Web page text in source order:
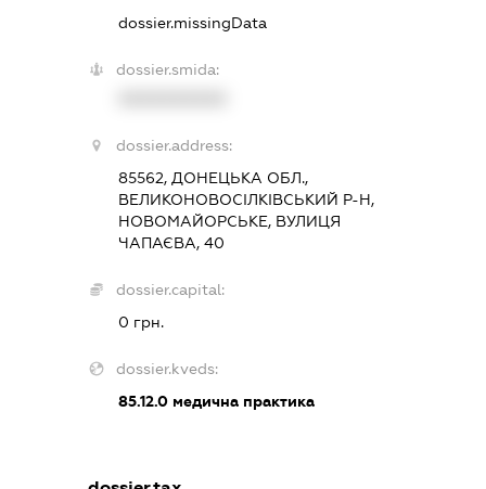
dossier.missingData
dossier.smida:
dossier.address:
85562, ДОНЕЦЬКА ОБЛ.,
ВЕЛИКОНОВОСІЛКІВСЬКИЙ Р-Н,
НОВОМАЙОРСЬКЕ, ВУЛИЦЯ
ЧАПАЄВА, 40
dossier.capital:
0 грн.
dossier.kveds:
85.12.0медична практика